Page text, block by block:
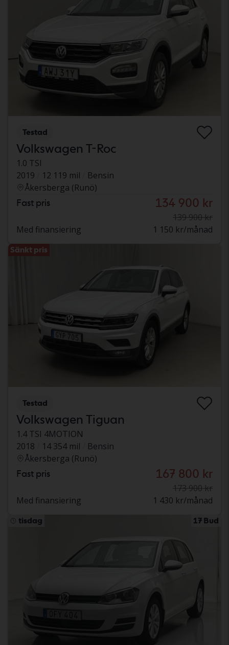
Testad
Volkswagen T-Roc
1.0 TSI
2019
12 119 mil
Bensin
Åkersberga (Runö)
Fast pris 134 900 kr
139 900 kr
Med finansiering
1 150 kr/månad
Sänkt pris
Testad
Volkswagen Tiguan
1.4 TSI 4MOTION
2018
14 354 mil
Bensin
Åkersberga (Runö)
Fast pris 167 800 kr
173 900 kr
Med finansiering
1 430 kr/månad
tisdag 17 Bud